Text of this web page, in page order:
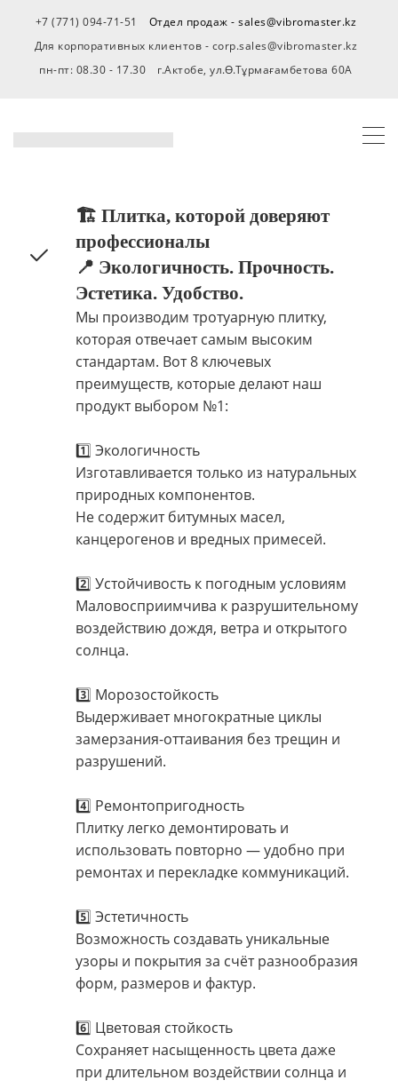
+7 (771) 094-71-51
Отдел продаж - sales@vibromaster.kz
Для корпоративных клиентов - corp.sales@vibromaster.kz
пн-пт: 08.30 - 17.30
г.Актобе, ул.Ө.Тұрмағамбетова 60А
🏗 Плитка, которой доверяют
профессионалы
📍 Экологичность. Прочность.
Эстетика. Удобство.
Мы производим тротуарную плитку,
которая отвечает самым высоким
стандартам. Вот 8 ключевых
преимуществ, которые делают наш
продукт выбором №1:
1️⃣ Экологичность
Изготавливается только из натуральных
природных компонентов.
Не содержит битумных масел,
канцерогенов и вредных примесей.
2️⃣ Устойчивость к погодным условиям
Маловосприимчива к разрушительному
воздействию дождя, ветра и открытого
солнца.
3️⃣ Морозостойкость
Выдерживает многократные циклы
замерзания-оттаивания без трещин и
разрушений.
4️⃣ Ремонтопригодность
Плитку легко демонтировать и
использовать повторно — удобно при
ремонтах и перекладке коммуникаций.
5️⃣ Эстетичность
Возможность создавать уникальные
узоры и покрытия за счёт разнообразия
форм, размеров и фактур.
6️⃣ Цветовая стойкость
Сохраняет насыщенность цвета даже
при длительном воздействии солнца и